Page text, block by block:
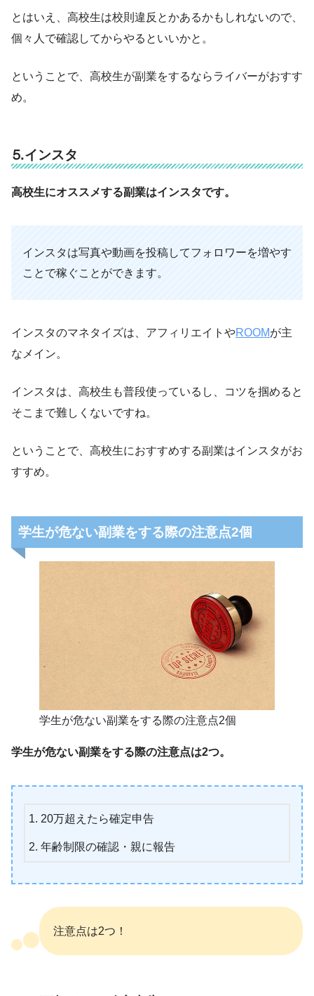
とはいえ、高校生は校則違反とかあるかもしれないので、
個々人で確認してからやるといいかと。
ということで、高校生が副業をするならライバーがおすす
め。
⒌インスタ
高校生にオススメする副業はインスタです。
インスタは写真や動画を投稿してフォロワーを増やす
ことで稼ぐことができます。
インスタのマネタイズは、アフィリエイトやROOMが主
なメイン。
インスタは、高校生も普段使っているし、コツを掴めると
そこまで難しくないですね。
ということで、高校生におすすめする副業はインスタがお
すすめ。
学生が危ない副業をする際の注意点2個
学生が危ない副業をする際の注意点2個
学生が危ない副業をする際の注意点は2つ。
20万超えたら確定申告
年齢制限の確認・親に報告
注意点は2つ！